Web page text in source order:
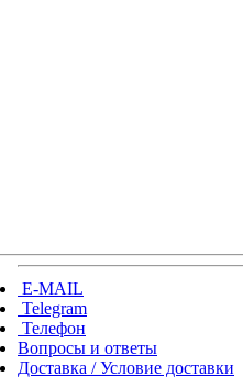
E-MAIL
Telegram
Телефон
Вопросы и ответы
Доставка / Условие доставки